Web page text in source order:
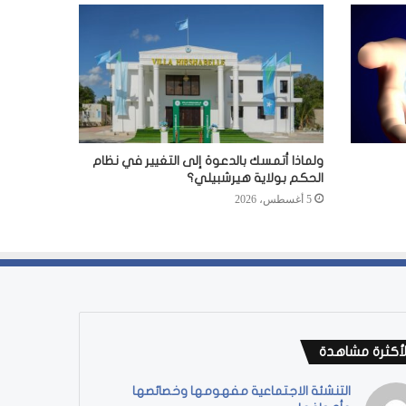
ولماذا أتمسك بالدعوة إلى التغيير في نظام
الحكم بولاية هيرشبيلي؟
5 أغسطس، 2026
مشاهدة
التنشئة الاجتماعية مفهومها وخصائصها